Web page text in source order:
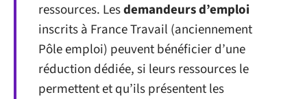
ressources. Lesdemandeurs d’emploi
inscrits à France Travail (anciennement
Pôle emploi) peuvent bénéficier d’une
réduction dédiée, si leurs ressources le
permettent et qu’ils présentent les